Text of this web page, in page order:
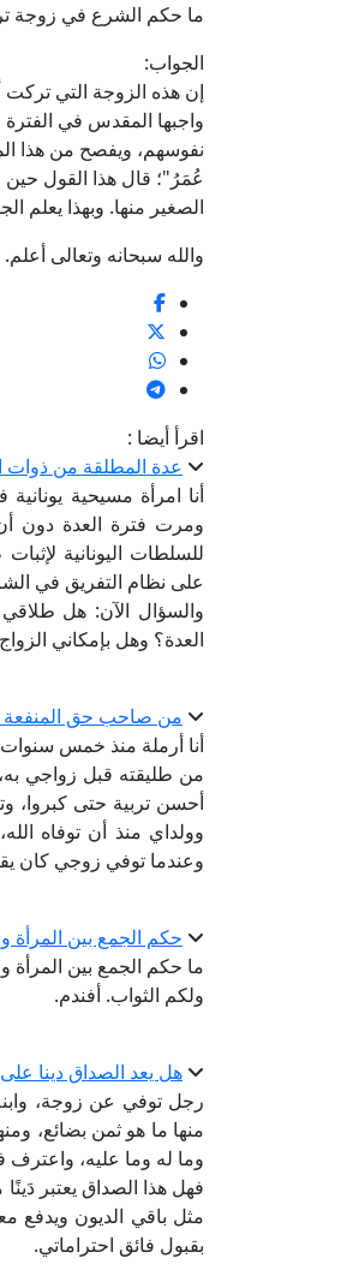
ما حكم الشرع في زوجة تركت أولادها الصغار منذ
الجواب:
إن هذه الزوجة التي تركت
واجبها المقدس في
نفوسهم، ويفصح من هذا
عُمَرُ"؛ قال هذا القول
الصغير منها. وبهذا يعلم
والله سبحانه وتعالى أعلم.
اقرأ أيضا :
عدة المطلقة من
أنا امرأة مسيحية
ومرت فترة العدة دون
للسلطات اليونانية
على نظام التفريق في
والسؤال الآن: هل
العدة؟ وهل بإمكاني
من صاحب حق المنفعة
أنا أرملة منذ خمس سنوات
من طليقته قبل زواجي
أحسن تربية حتى كبروا،
وولداي منذ أن توفاه
وعندما توفي زوجي كان
حكم الجمع بين المرأة
ما حكم الجمع بين المرأة
ولكم الثواب. أفندم.
هل يعد الصداق دينا
رجل توفي عن زوجة،
منها ما هو ثمن بضائع،
وما له وما عليه،
فهل هذا الصداق يعتبر
مثل باقي الديون ويدفع
بقبول فائق احتراماتي.